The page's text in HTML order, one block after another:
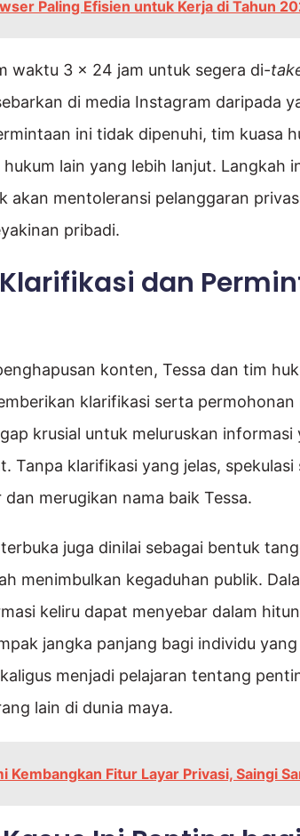
Paling Efisien untuk Kerja di Tahun
waktu 3 x 24 jam untuk segera di-
di media Instagram daripada
ini tidak dipenuhi, tim kuasa
lain yang lebih lanjut. Langkah
akan mentoleransi pelanggaran
pribadi.
dan
konten, Tessa dan tim
klarifikasi serta
krusial untuk meluruskan
Tanpa klarifikasi yang jelas,
merugikan nama baik Tessa.
juga dinilai sebagai bentuk
menimbulkan kegaduhan publik.
keliru dapat menyebar dalam
jangka panjang bagi individu
menjadi pelajaran tentang
lain di dunia maya.
Kembangkan Fitur Layar Privasi, Saingi